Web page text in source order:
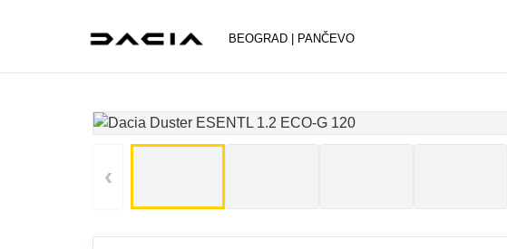
BEOGRAD | PANČEVO
‹